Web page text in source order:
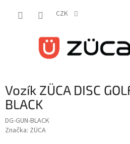
CZK
Vozík ZÜCA DISC
BLACK
DG-GUN-BLACK
Značka: ZÜCA